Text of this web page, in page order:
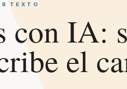
TEXTO
con IA:
el